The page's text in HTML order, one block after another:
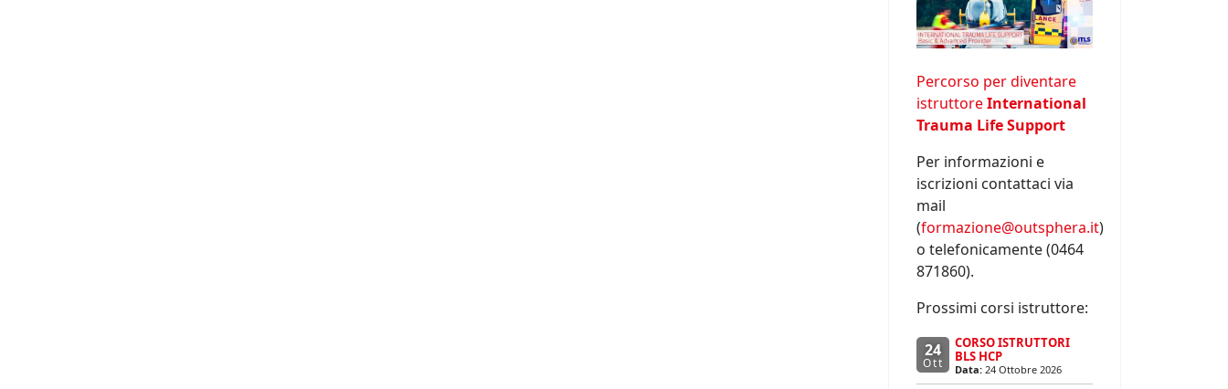
Percorso per diventare
istruttoreInternational
Trauma Life Support
Per informazioni e
iscrizioni contattaci via
mail
(formazione@outsphera.it)
o telefonicamente (0464
871860).
Prossimi corsi istruttore:
24
Ott
CORSO ISTRUTTORI
BLS HCP
Data: 24 Ottobre 2026